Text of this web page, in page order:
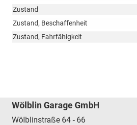
Zustand
Zustand, Beschaffenheit
Zustand, Fahrfähigkeit
Wölblin Garage GmbH
Wölblinstraße 64 - 66